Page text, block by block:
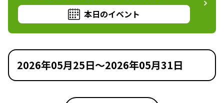
本日のイベント
2026年05月25日～2026年05月31日